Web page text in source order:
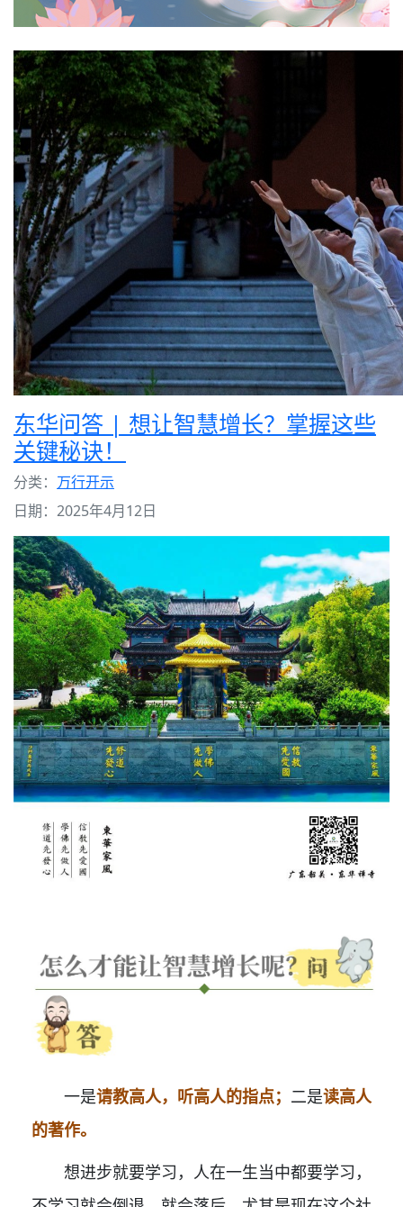
东华问答 | 想让智慧增长？掌握这些
关键秘诀！
分类： 万行开示
日期：2025年4月12日
一是请教高人，听高人的指点； 二是读高人
的著作。
想进步就要学习，人在一生当中都要学习，